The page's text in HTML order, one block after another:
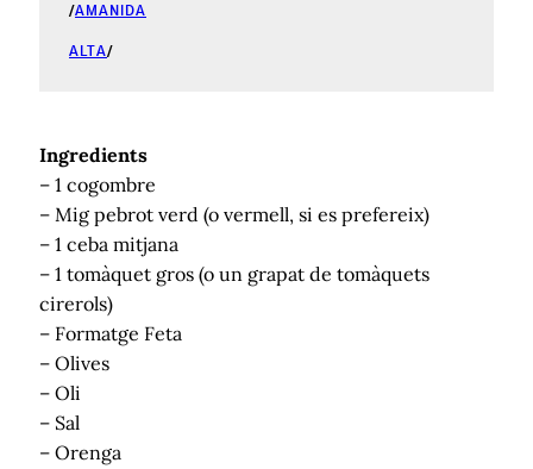
/AMANIDA
ALTA/
Ingredients
– 1 cogombre
– Mig pebrot verd (o vermell, si es prefereix)
– 1 ceba mitjana
– 1 tomàquet gros (o un grapat de tomàquets
cirerols)
– Formatge Feta
– Olives
– Oli
– Sal
– Orenga